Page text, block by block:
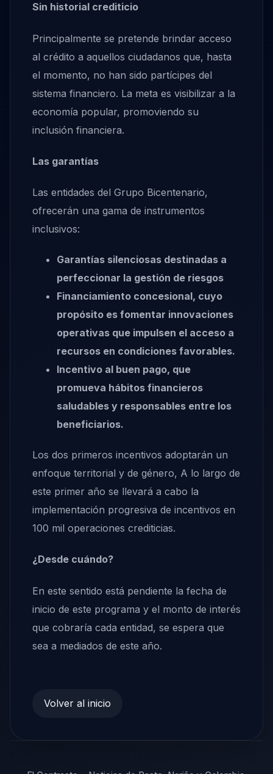
Sin historial crediticio
Principalmente se pretende brindar acceso
al crédito a aquellos ciudadanos que, hasta
el momento, no han sido partícipes del
sistema financiero. La meta es visibilizar a la
economía popular, promoviendo su
inclusión financiera.
Las garantías
Las entidades del Grupo Bicentenario,
ofrecerán una gama de instrumentos
inclusivos:
Garantías silenciosas destinadas a
perfeccionar la gestión de riesgos
Financiamiento concesional, cuyo
propósito es fomentar innovaciones
operativas que impulsen el acceso a
recursos en condiciones favorables.
Incentivo al buen pago, que
promueva hábitos financieros
saludables y responsables entre los
beneficiarios.
Los dos primeros incentivos adoptarán un
enfoque territorial y de género, A lo largo de
este primer año se llevará a cabo la
implementación progresiva de incentivos en
100 mil operaciones crediticias.
¿Desde cuándo?
En este sentido está pendiente la fecha de
inicio de este programa y el monto de interés
que cobraría cada entidad, se espera que
sea a mediados de este año.
Volver al inicio